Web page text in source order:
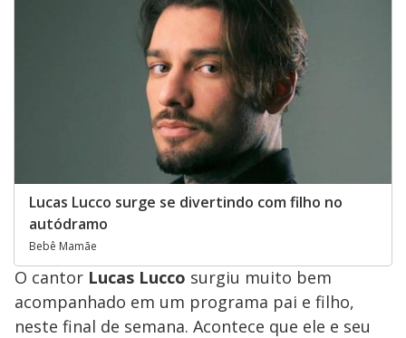
Lucas Lucco surge se divertindo com filho no
autódramo
Bebê Mamãe
O cantor Lucas Lucco surgiu muito bem
acompanhado em um programa pai e filho,
neste final de semana. Acontece que ele e seu